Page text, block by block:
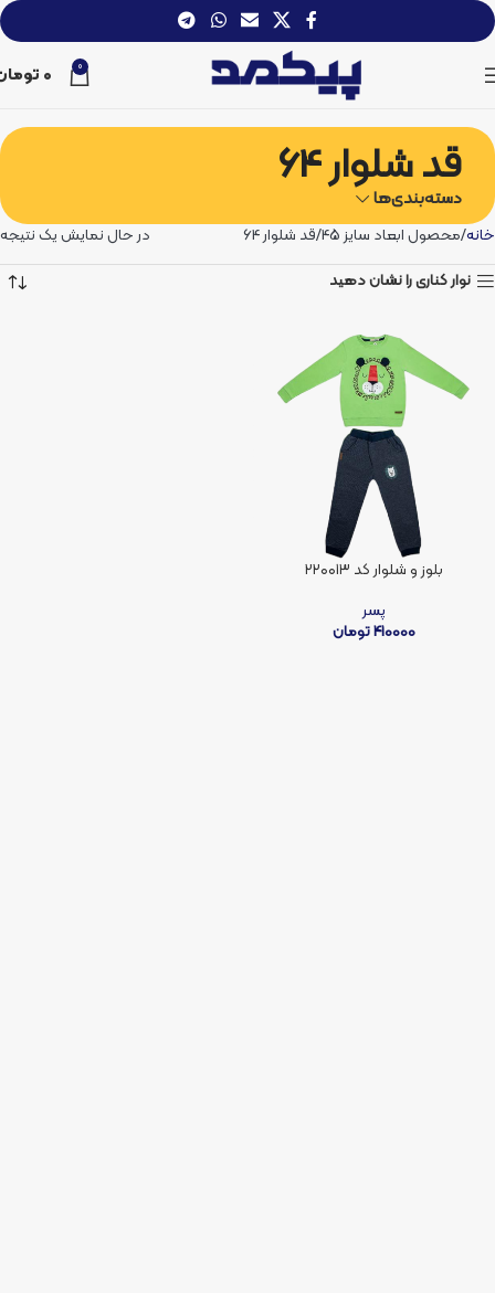
0
0
قد شلوار 64
دسته‌بندی‌ها
خانه محصول ابعاد سایز 45 قد شلوار 64
در حال نمایش یک نتیجه
نوار کناری را نشان دهید
بلوز و شلوار کد ۲۲۰۰۱۳
پسر
410000تومان